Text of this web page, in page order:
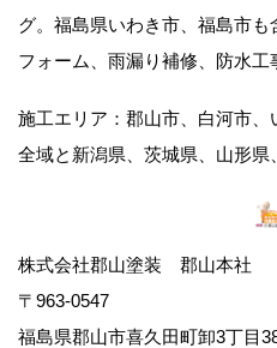
グ。福島県いわき市、福島市も
フォーム、雨漏り補修、防水工
施工エリア：郡山市、白河市
全域と新潟県、茨城県、山形県
株式会社郡山塗装 郡山本社
〒963-0547
福島県郡山市喜久田町卸3丁目